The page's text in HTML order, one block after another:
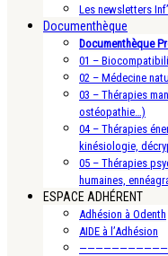
Les newsletters
Documenthèque
Documenthèque
01 –
02 – Médecine
03 – Thérapies
ostéopathie…)
04 – Thérapies
kinésiologie,
05 – Thérapies
humaines,
ESPACE ADHÉRENT
Adhésion à Odenth
AIDE à l’Adhésion